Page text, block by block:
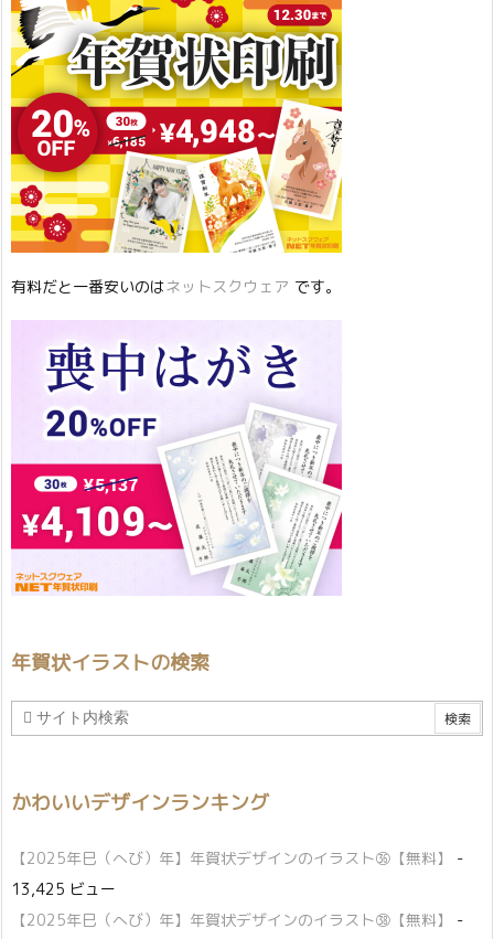
有料だと一番安いのはネットスクウェア です。
年賀状イラストの検索
かわいいデザインランキング
【2025年巳（へび）年】年賀状デザインのイラスト㊱【無料】
-
13,425 ビュー
【2025年巳（へび）年】年賀状デザインのイラスト㊳【無料】
-